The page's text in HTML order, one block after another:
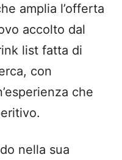
amplia l’offerta
accolto dal
list fatta di
con
che
nella sua